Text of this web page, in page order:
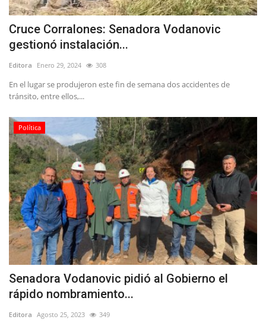
Cruce Corralones: Senadora Vodanovic
gestionó instalación...
Editora Enero 29, 2024 308
En el lugar se produjeron este fin de semana dos accidentes de
tránsito, entre ellos,...
Política
Senadora Vodanovic pidió al Gobierno el
rápido nombramiento...
Editora Agosto 25, 2023 349